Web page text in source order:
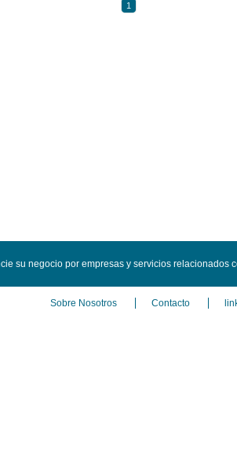
1
su negocio por empresas y servicios relacionados
Sobre Nosotros Contacto